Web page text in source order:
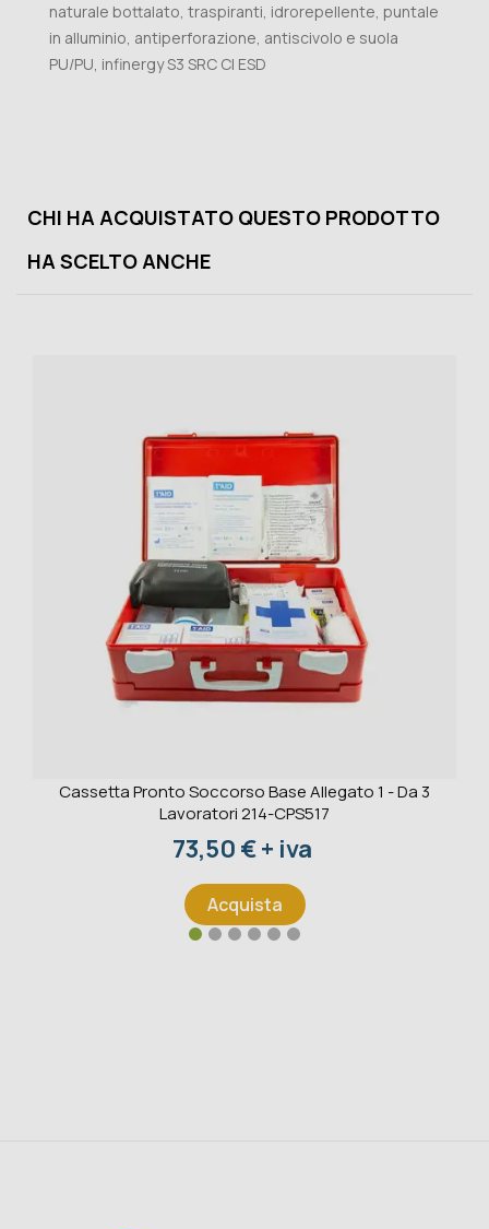
naturale bottalato, traspiranti, idrorepellente, puntale
in alluminio, antiperforazione, antiscivolo e suola
PU/PU, infinergy S3 SRC CI ESD
CHI HA ACQUISTATO QUESTO PRODOTTO
HA SCELTO ANCHE
Cassetta Pronto Soccorso Base Allegato 1 - Da 3
Lavoratori 214-CPS517
Prezzo
73,50 € + iva
Acquista